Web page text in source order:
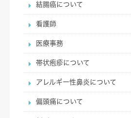
結腸癌について
看護師
医療事務
帯状疱疹について
アレルギー性鼻炎について
偏頭痛について